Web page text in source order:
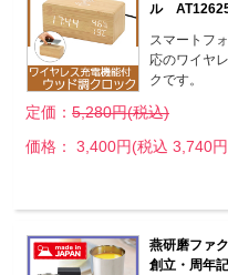
ル
スマートフ
応のワイヤ
クです。
定価： 5,280円(税込)
価格： 3,400円(税込 3,740
燕研磨ファ
創立・周年